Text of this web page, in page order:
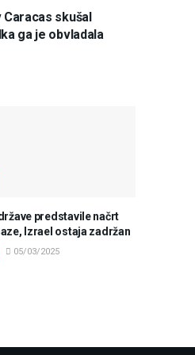
skušal
ga je obvladala
predstavile načrt
Izrael ostaja zadržan
05/03/2025